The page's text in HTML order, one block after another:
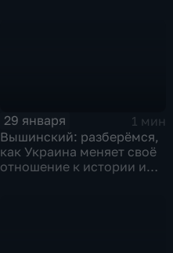
29 января
1 мин
Вышинский: разберёмся,
как Украина меняет своё
отношение к истории и